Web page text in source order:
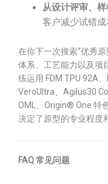
从设计评审、
客户减少试错成
在你下一次搜索“优秀
体系、工艺能力以及项
练运用 FDM TPU 92A
VeroUltra、Agilus30
OML、Origin® One 特
决定了原型的专业程度
FAQ 常见问题